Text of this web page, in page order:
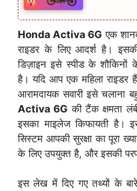
Honda Activa 6G एक
राइडर के लिए आदर्श है।
डिज़ाइन इसे स्पीड के शौकिनों
है। यदि आप एक महिला राइडर
आरामदायक सवारी इसे चलाना
Activa 6G की टैंक क्षमता
इसका माइलेज किफायती
सिस्टम आपकी सुरक्षा का पूरा
के लिए उपयुक्त है, और इसकी
इस लेख में दिए गए तथ्यों के